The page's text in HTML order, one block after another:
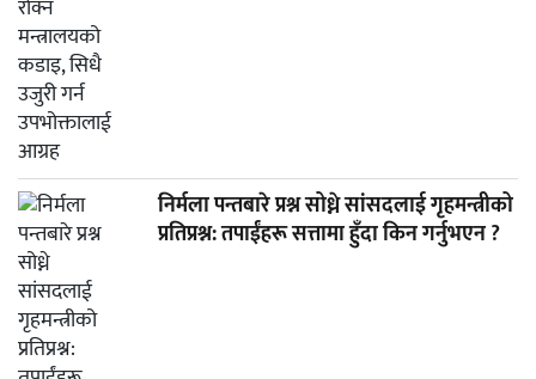
निर्मला पन्तबारे प्रश्न सोध्ने सांसदलाई गृहमन्त्रीको
प्रतिप्रश्न: तपाईंहरू सत्तामा हुँदा किन गर्नुभएन ?